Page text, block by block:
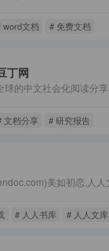
word文档 # 免费文档
丁网
文档分享 # 研究报告
# 人人书库 # 人人文库